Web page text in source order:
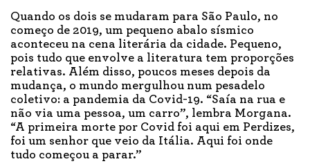
Quando os dois se mudaram para São Paulo, no
começo de 2019, um pequeno abalo sísmico
aconteceu na cena literária da cidade. Pequeno,
pois tudo que envolve a literatura tem proporções
relativas. Além disso, poucos meses depois da
mudança, o mundo mergulhou num pesadelo
coletivo: a pandemia da Covid-19. “Saía na rua e
não via uma pessoa, um carro”, lembra Morgana.
“A primeira morte por Covid foi aqui em Perdizes,
foi um senhor que veio da Itália. Aqui foi onde
tudo começou a parar.”